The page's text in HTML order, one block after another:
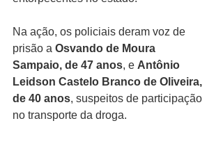
Na ação, os policiais deram voz de
prisão a Osvando de Moura
Sampaio, de 47 anos, e Antônio
Leidson Castelo Branco de Oliveira,
de 40 anos, suspeitos de participação
no transporte da droga.